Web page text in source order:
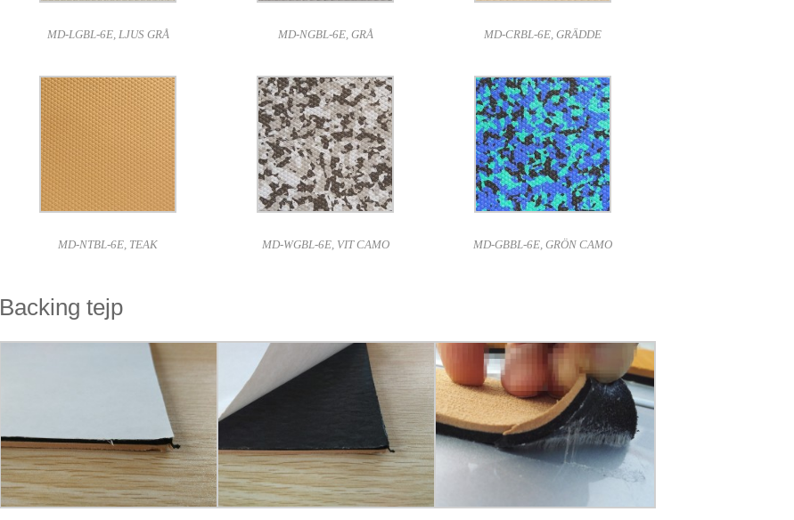
MD-LGBL-6E, LJUS GRÅ MD-NGBL-6E, GRÅ MD-CRBL-6E, GRÄDDE
MD-NTBL-6E, TEAK MD-WGBL-6E, VIT CAMO MD-GBBL-6E, GRÖN CAMO
Backing tejp